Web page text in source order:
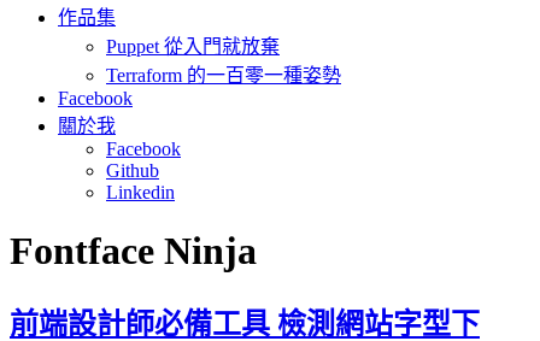
作品集
Puppet 從入門就放棄
Terraform 的一百零一種姿勢
Facebook
關於我
Facebook
Github
Linkedin
Fontface Ninja
前端設計師必備工具 檢測網站字型下